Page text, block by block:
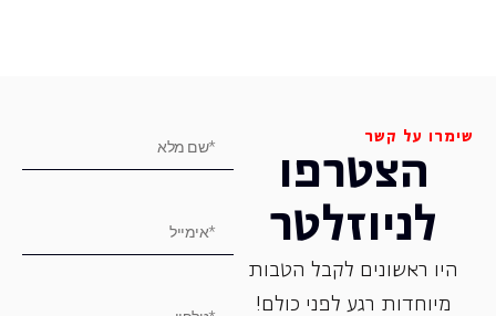
שימרו על קשר
הצטרפו
לניוזלטר
היו ראשונים לקבל הטבות
מיוחדות רגע לפני כולם!